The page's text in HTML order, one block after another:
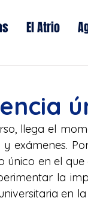
El Atrio
llega el
exámenes.
en el
la
en